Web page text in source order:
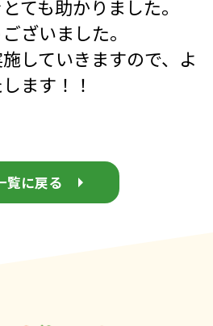
ても助かりました。
ざいました。
していきますので、よ
ます！！
覧に戻る